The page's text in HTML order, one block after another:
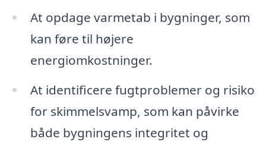
At opdage varmetab i bygninger, som
kan føre til højere
energiomkostninger.
At identificere fugtproblemer og risiko
for skimmelsvamp, som kan påvirke
både bygningens integritet og